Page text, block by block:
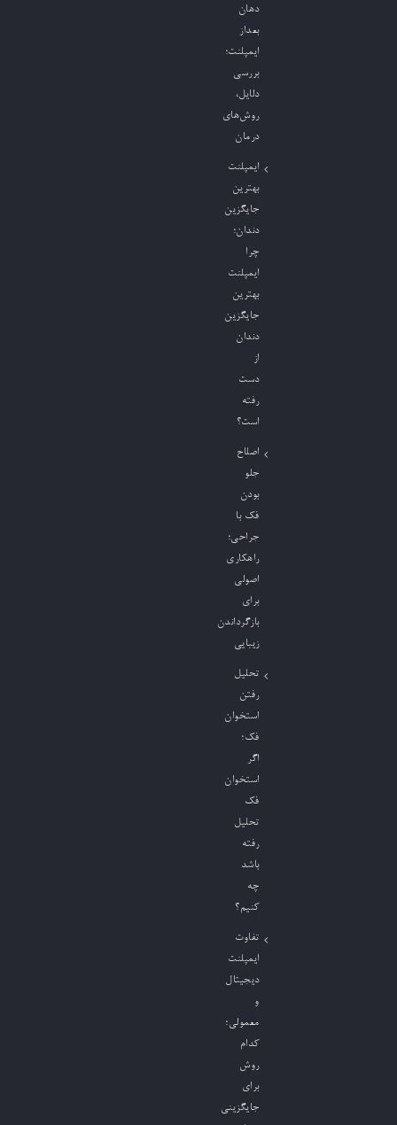
دهان
بعداز
ایمپلنت؛
بررسی
دلایل،
روش‌های
درمان
ایمپلنت
بهترین
جایگزین
دندان؛
چرا
ایمپلنت
بهترین
جایگزین
دندان
از
دست
رفته
است؟
اصلاح
جلو
بودن
فک با
جراحی؛
راهکاری
اصولی
برای
بازگرداندن
زیبایی
تحلیل
رفتن
استخوان
فک؛
اگر
استخوان
فک
تحلیل
رفته
باشد
چه
کنیم؟
تفاوت
ایمپلنت
دیجیتال
و
معمولی؛
کدام
روش
برای
جایگزینی